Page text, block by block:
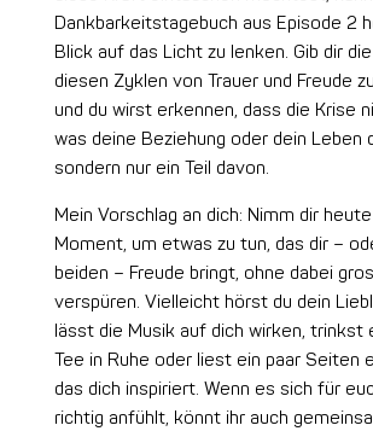
Dankbarkeitstagebuch aus Episode 2
Blick auf das Licht zu lenken. Gib dir
diesen Zyklen von Trauer und Freude
und du wirst erkennen, dass die Krise
was deine Beziehung oder dein Leben
sondern nur ein Teil davon.
Mein Vorschlag an dich: Nimm dir
Moment, um etwas zu tun, das dir –
beiden – Freude bringt, ohne dabei
verspüren. Vielleicht hörst du dein
lässt die Musik auf dich wirken, trinkst
Tee in Ruhe oder liest ein paar Seiten
das dich inspiriert. Wenn es sich für
richtig anfühlt, könnt ihr auch